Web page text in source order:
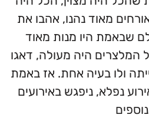
מאוד נהנו, אהבו את
שבאמת היו מנות מאוד
המלצרים היה מעולה, דאגו
ולו בעיה אחת. אז באמת
נפלא, ניפגש באירועים
נוספים